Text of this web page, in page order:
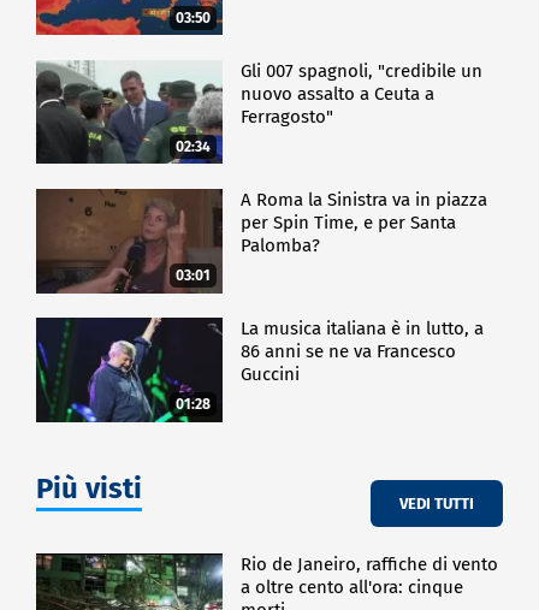
03:50
02:34
Gli 007 spagnoli, "credibile un
nuovo assalto a Ceuta a
Ferragosto"
03:01
A Roma la Sinistra va in piazza
per Spin Time, e per Santa
Palomba?
01:28
La musica italiana è in lutto, a
86 anni se ne va Francesco
Guccini
Più visti VEDI TUTTI
Rio de Janeiro, raffiche di vento
a oltre cento all'ora: cinque